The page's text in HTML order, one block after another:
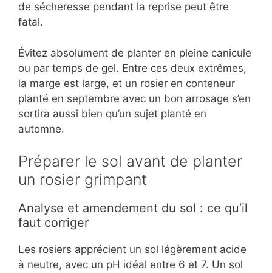
de sécheresse pendant la reprise peut être
fatal.
Évitez absolument de planter en pleine canicule
ou par temps de gel. Entre ces deux extrêmes,
la marge est large, et un rosier en conteneur
planté en septembre avec un bon arrosage s’en
sortira aussi bien qu’un sujet planté en
automne.
Préparer le sol avant de planter
un rosier grimpant
Analyse et amendement du sol : ce qu’il
faut corriger
Les rosiers apprécient un sol légèrement acide
à neutre, avec un pH idéal entre 6 et 7. Un sol